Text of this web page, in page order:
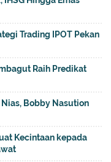
Trading IPOT Pekan
Raih Predikat
Bobby Nasution
Kecintaan kepada